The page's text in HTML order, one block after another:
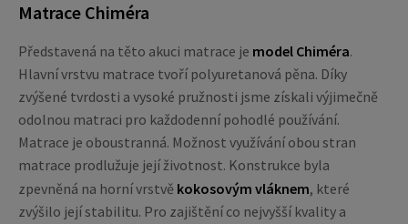
Matrace Chiméra
Představená na těto akuci matrace je model Chiméra.
Hlavní vrstvu matrace tvoří polyuretanová pěna. Díky
zvýšené tvrdosti a vysoké pružnosti jsme získali výjimečně
odolnou matraci pro každodenní pohodlé používání.
Matrace je oboustranná. Možnost využívání obou stran
matrace prodlužuje její životnost. Konstrukce byla
zpevněná na horní vrstvě kokosovým vláknem, které
zvýšilo její stabilitu. Pro zajištění co nejvyšší kvality a